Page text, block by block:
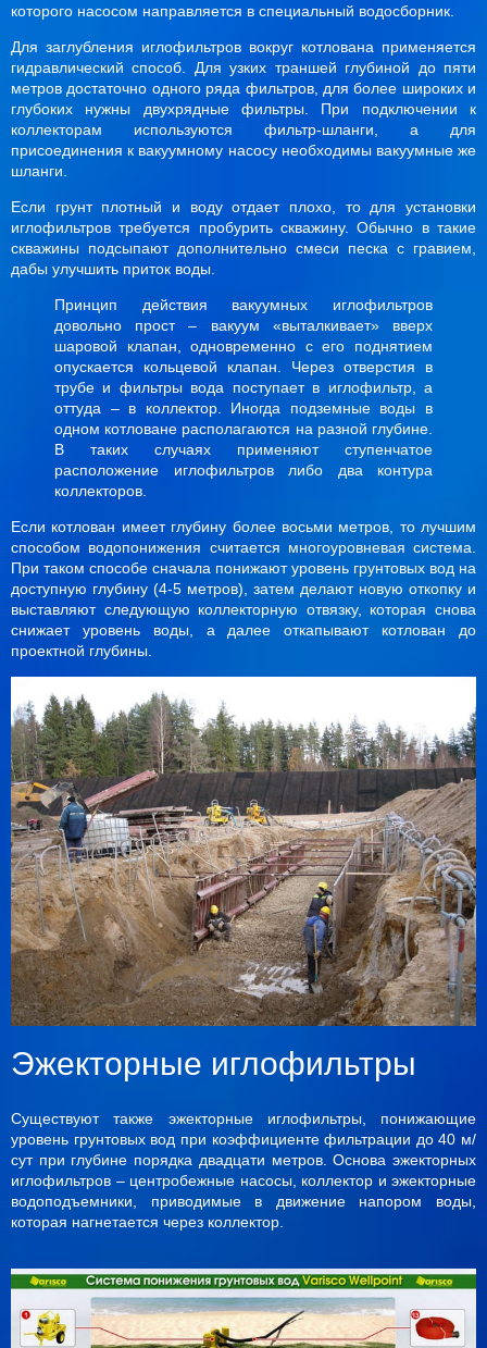
которого насосом направляется в специальный водосборник.
Для заглубления иглофильтров вокруг котлована применяется
гидравлический способ. Для узких траншей глубиной до пяти
метров достаточно одного ряда фильтров, для более широких и
глубоких нужны двухрядные фильтры. При подключении к
коллекторам используются фильтр-шланги, а для
присоединения к вакуумному насосу необходимы вакуумные же
шланги.
Если грунт плотный и воду отдает плохо, то для установки
иглофильтров требуется пробурить скважину. Обычно в такие
скважины подсыпают дополнительно смеси песка с гравием,
дабы улучшить приток воды.
Принцип действия вакуумных иглофильтров
довольно прост – вакуум «выталкивает» вверх
шаровой клапан, одновременно с его поднятием
опускается кольцевой клапан. Через отверстия в
трубе и фильтры вода поступает в иглофильтр, а
оттуда – в коллектор. Иногда подземные воды в
одном котловане располагаются на разной глубине.
В таких случаях применяют ступенчатое
расположение иглофильтров либо два контура
коллекторов.
Если котлован имеет глубину более восьми метров, то лучшим
способом водопонижения считается многоуровневая система.
При таком способе сначала понижают уровень грунтовых вод на
доступную глубину (4-5 метров), затем делают новую откопку и
выставляют следующую коллекторную отвязку, которая снова
снижает уровень воды, а далее откапывают котлован до
проектной глубины.
Эжекторные иглофильтры
Существуют также эжекторные иглофильтры, понижающие
уровень грунтовых вод при коэффициенте фильтрации до 40 м/
сут при глубине порядка двадцати метров. Основа эжекторных
иглофильтров – центробежные насосы, коллектор и эжекторные
водоподъемники, приводимые в движение напором воды,
которая нагнетается через коллектор.